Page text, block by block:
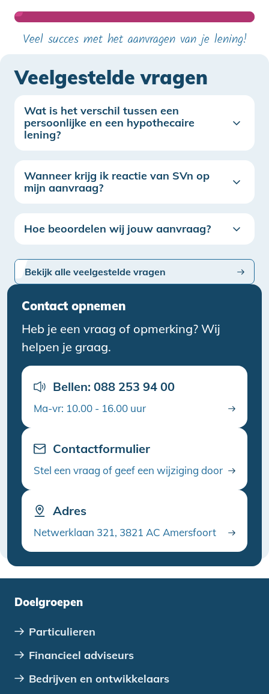
Veel succes met het aanvragen van je lening!
Veelgestelde vragen
Wat is het verschil tussen een
persoonlijke en een hypothecaire
lening?
Wanneer krijg ik reactie van SVn op
mijn aanvraag?
Hoe beoordelen wij jouw aanvraag?
Bekijk alle veelgestelde vragen
Contact opnemen
Heb je een vraag of opmerking? Wij
helpen je graag.
Bellen: 088 253 94 00
Ma-vr: 10.00 - 16.00 uur
Contactformulier
Stel een vraag of geef een wijziging door
Adres
Netwerklaan 321, 3821 AC Amersfoort
Doelgroepen
Particulieren
Financieel adviseurs
Bedrijven en ontwikkelaars